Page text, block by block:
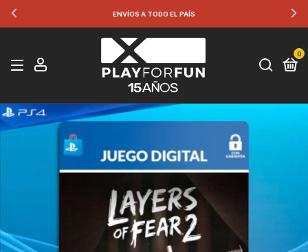
ENVÍOS A TODO EL PAÍS
0